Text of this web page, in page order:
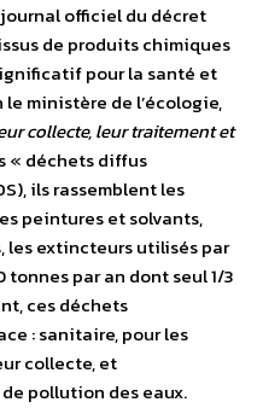
officiel du décret
de produits chimiques
pour la santé et
ministère de l’écologie,
collecte, leur traitement et
« déchets diffus
ils rassemblent les
peintures et solvants,
les extincteurs utilisés par
tonnes par an dont seul 1/3
ces déchets
: sanitaire, pour les
collecte, et
pollution des eaux.